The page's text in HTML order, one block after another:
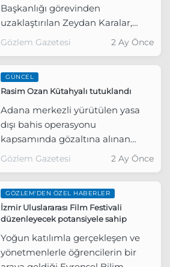
Başkanlığı görevinden
uzaklaştırılan Zeydan Karalar,
daha önce planlanan ancak çeşitli
geçirdiğini, sağlık durumunun iyi
olduğunu açıkladı.
Gözlem Gazetesi 2 Ay Önce
GÜNCEL
Rasim Ozan Kütahyalı tutuklandı
Adana merkezli yürütülen yasa
dışı bahis operasyonu
kapsamında gözaltına alınan
Rasim Ozan Kütahyalı tutuklandı.
Gözlem Gazetesi 2 Ay Önce
GÖZLEM'DEN ÖZEL HABERLER
İzmir Uluslararası Film Festivali
düzenleyecek potansiyele sahip
Yoğun katılımla gerçekleşen ve
yönetmenlerle öğrencilerin bir